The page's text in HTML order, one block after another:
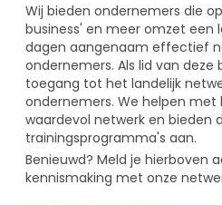
Wij bieden ondernemers die
business' en meer omzet een
dagen aangenaam effectief
ondernemers. Als lid van deze
toegang tot het landelijk
ondernemers. We helpen
waardevol netwerk en bieden
trainingsprogramma's aan.
Benieuwd? Meld je hierboven
kennismaking met onze